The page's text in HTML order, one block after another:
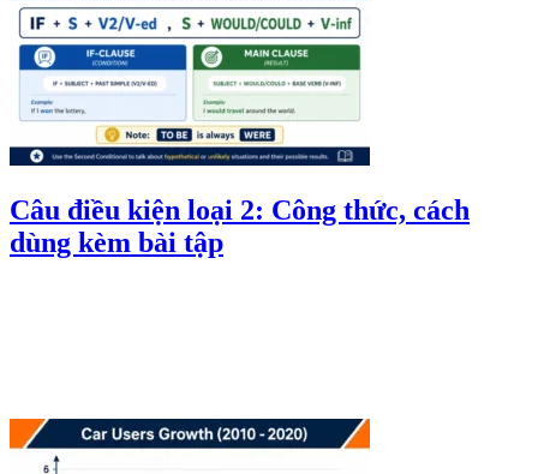
Câu điều kiện loại 2: Công thức, cách
dùng kèm bài tập